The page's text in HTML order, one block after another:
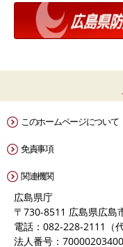
このホームページについて
免責事項
関連機関
広島県庁
〒730-8511 広島県広島
電話：082-228-2111（代
法人番号：